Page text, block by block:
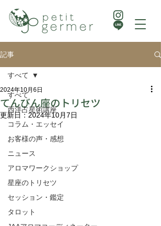
記事
すべて
西洋占星術講座
コラム・エッセイ
お客様の声・感想
ニュース
アロマワークショップ
星座のトリセツ
セッション・鑑定
タロット
すべて
てんびん座のトリセツ
2024年10月6日
更新日：2024年10月7日